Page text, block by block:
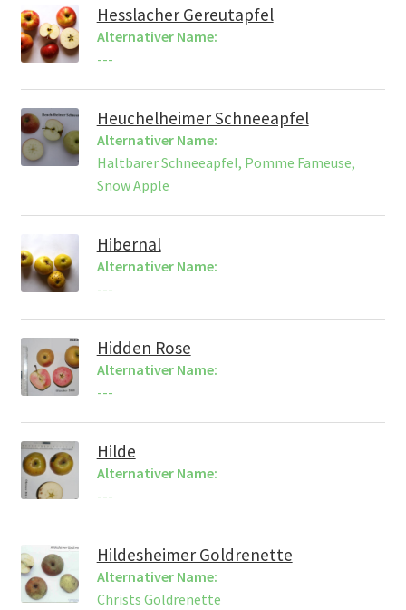
Hesslacher Gereutapfel
Alternativer Name:
---
Heuchelheimer Schneeapfel
Alternativer Name:
Haltbarer Schneeapfel, Pomme Fameuse,
Snow Apple
Hibernal
Alternativer Name:
---
Hidden Rose
Alternativer Name:
---
Hilde
Alternativer Name:
---
Hildesheimer Goldrenette
Alternativer Name:
Christs Goldrenette